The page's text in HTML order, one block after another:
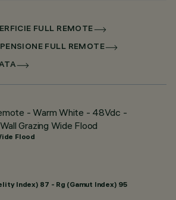
FULL REMOTE
FULL REMOTE
- Warm White - 48Vdc -
Grazing Wide Flood
Flood
Index) 87 - Rg (Gamut Index) 95